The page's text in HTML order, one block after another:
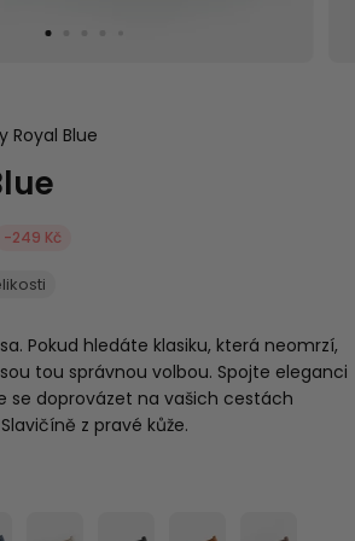
Royal Blue
-249 Kč
Pokud hledáte klasiku, která neomrzí,
tou správnou volbou. Spojte eleganci
se doprovázet na vašich cestách
z pravé kůže.